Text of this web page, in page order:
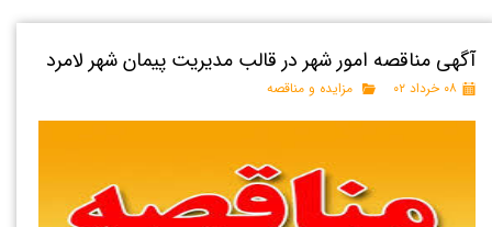
آگهی مناقصه امور شهر در قالب مدیریت پیمان شهر لامرد
۰۸ خرداد ۰۲ مزایده و مناقصه